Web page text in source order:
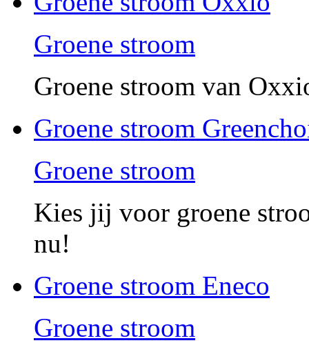
Groene stroom
Groene stroom van
Groene stroom
Groene stroom
Kies jij voor groene
nu!
Groene stroom Eneco
Groene stroom